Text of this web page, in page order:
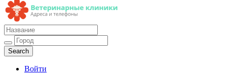
Ветеринарные клиники
Адреса и телефоны
Войти